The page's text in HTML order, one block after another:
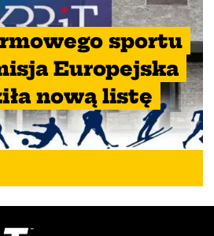
sportu
Europejska
nową listę